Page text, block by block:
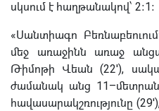
սկսում է հաղթանակով՝ 2։1։
«Սանտիագո
մեջ առաջինն առաջ
Թիմոթի Վեան (22'),
ժամանակ անց
հավասարակշռությունը